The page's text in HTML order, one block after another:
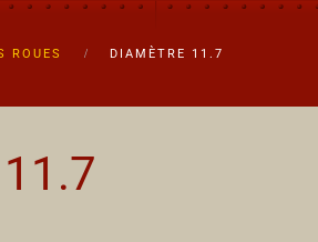
ROUES DIAMÈTRE 11.7